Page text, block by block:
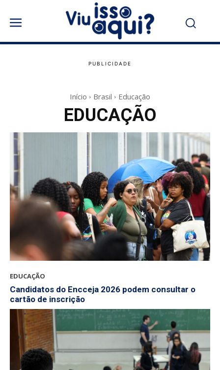
Início Brasil Educação
EDUCAÇÃO
EDUCAÇÃO
Candidatos do Encceja 2026 podem consultar o
cartão de inscrição